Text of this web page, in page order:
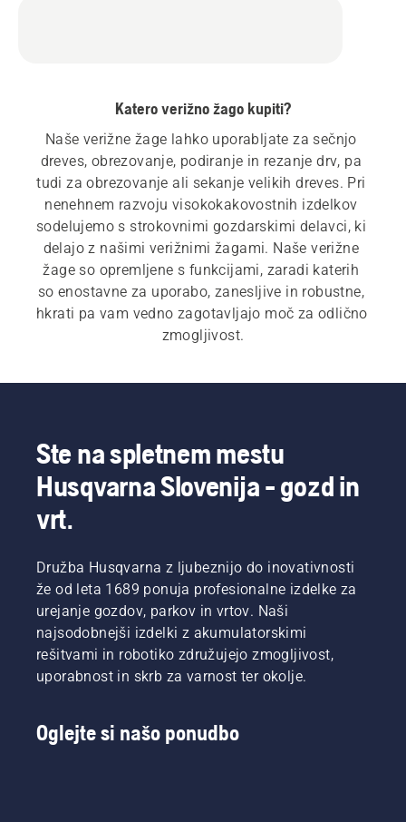
Katero verižno žago kupiti?
Naše verižne žage lahko uporabljate za sečnjo
dreves, obrezovanje, podiranje in rezanje drv, pa
tudi za obrezovanje ali sekanje velikih dreves. Pri
nenehnem razvoju visokokakovostnih izdelkov
sodelujemo s strokovnimi gozdarskimi delavci, ki
delajo z našimi verižnimi žagami. Naše verižne
žage so opremljene s funkcijami, zaradi katerih
so enostavne za uporabo, zanesljive in robustne,
hkrati pa vam vedno zagotavljajo moč za odlično
zmogljivost.
bencinske verižne žage
je nujen hiter in
enostaven zagon. Vsaka verižna žaga se zažene
s pritiskom na gumb ali enostavnim potegom
vrvice, da bi zadovoljila potrebe strank. Naša
široka ponudba vključuje tudi
Ste na spletnem mestu
Husqvarna Slovenija - gozd in
vrt.
Družba Husqvarna z ljubeznijo do inovativnosti
že od leta 1689 ponuja profesionalne izdelke za
urejanje gozdov, parkov in vrtov. Naši
najsodobnejši izdelki z akumulatorskimi
rešitvami in robotiko združujejo zmogljivost,
uporabnost in skrb za varnost ter okolje.
Oglejte si našo ponudbo